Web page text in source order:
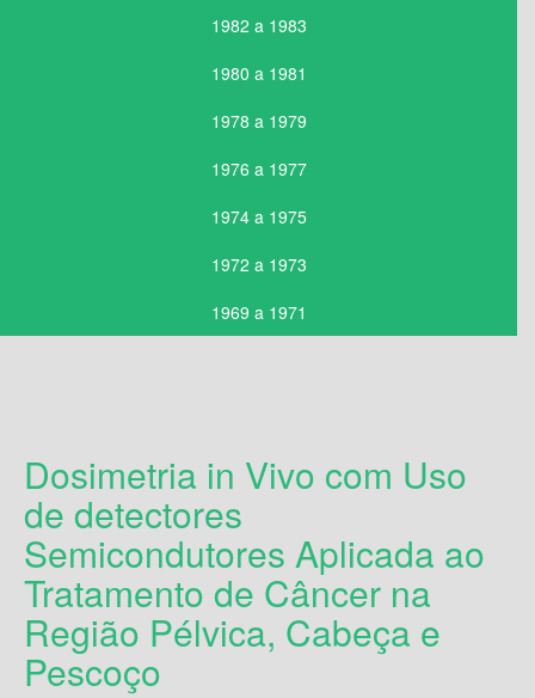
1982 a 1983
1980 a 1981
1978 a 1979
1976 a 1977
1974 a 1975
1972 a 1973
1969 a 1971
Dosimetria in Vivo com Uso
de detectores
Semicondutores Aplicada ao
Tratamento de Câncer na
Região Pélvica, Cabeça e
Pescoço